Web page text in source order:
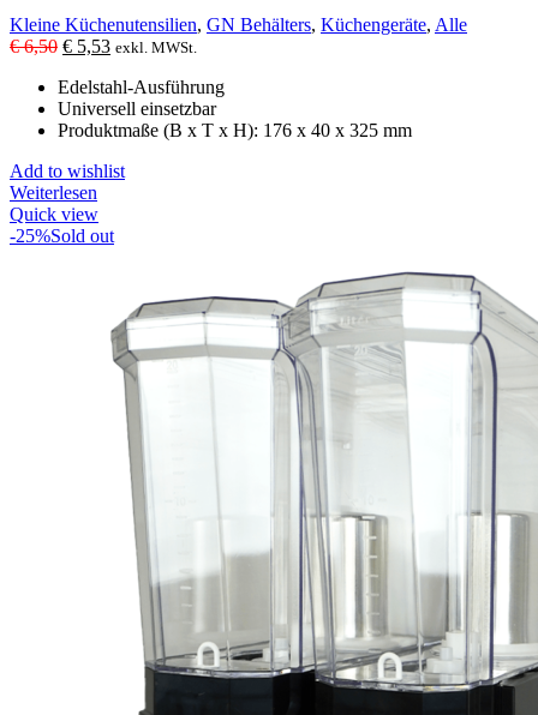
Kleine Küchenutensilien, GN Behälters, Küchengeräte, Alle
€6,50 Ursprünglicher
war:
€ 6,50
€ 5,53Aktueller
ist:
€ 5,53.
exkl. MWSt.
Edelstahl-Ausführung
Universell einsetzbar
Produktmaße (B x T x H): 176 x 40 x 325 mm
Add to wishlist
Weiterlesen
Quick view
-25%Sold out